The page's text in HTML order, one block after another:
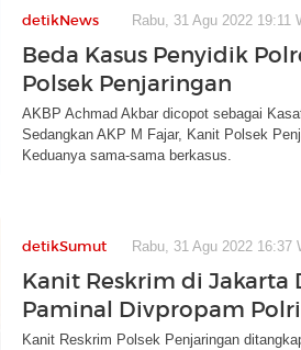
detikNews Rabu, 31 Agu 2022 19:11
Beda Kasus Penyidik
Polsek Penjaringan
AKBP Achmad Akbar dicopot sebagai
Sedangkan AKP M Fajar, Kanit Polsek
Keduanya sama-sama berkasus.
detikSumut Rabu, 31 Agu 2022 16:37
Kanit Reskrim di Jakarta
Paminal Divpropam Polri
Kanit Reskrim Polsek Penjaringan